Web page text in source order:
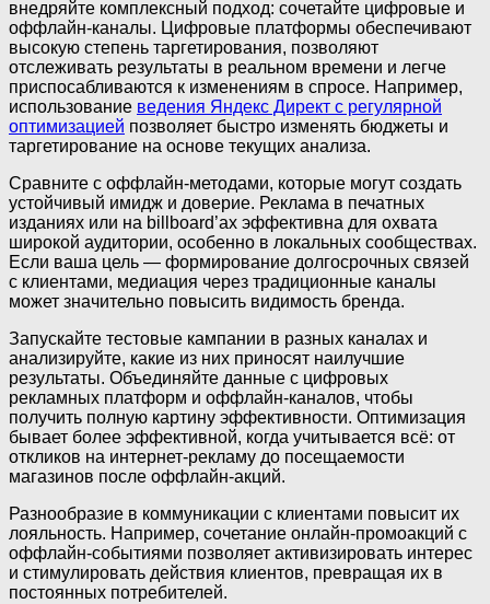
внедряйте комплексный подход: сочетайте цифровые и
оффлайн-каналы. Цифровые платформы обеспечивают
высокую степень таргетирования, позволяют
отслеживать результаты в реальном времени и легче
приспосабливаются к изменениям в спросе. Например,
использование ведения Яндекс Директ с регулярной
оптимизацией позволяет быстро изменять бюджеты и
таргетирование на основе текущих анализа.
Сравните с оффлайн-методами, которые могут создать
устойчивый имидж и доверие. Реклама в печатных
изданиях или на billboard’ах эффективна для охвата
широкой аудитории, особенно в локальных сообществах.
Если ваша цель — формирование долгосрочных связей
с клиентами, медиация через традиционные каналы
может значительно повысить видимость бренда.
Запускайте тестовые кампании в разных каналах и
анализируйте, какие из них приносят наилучшие
результаты. Объединяйте данные с цифровых
рекламных платформ и оффлайн-каналов, чтобы
получить полную картину эффективности. Оптимизация
бывает более эффективной, когда учитывается всё: от
откликов на интернет-рекламу до посещаемости
магазинов после оффлайн-акций.
Разнообразие в коммуникации с клиентами повысит их
лояльность. Например, сочетание онлайн-промоакций с
оффлайн-событиями позволяет активизировать интерес
и стимулировать действия клиентов, превращая их в
постоянных потребителей.